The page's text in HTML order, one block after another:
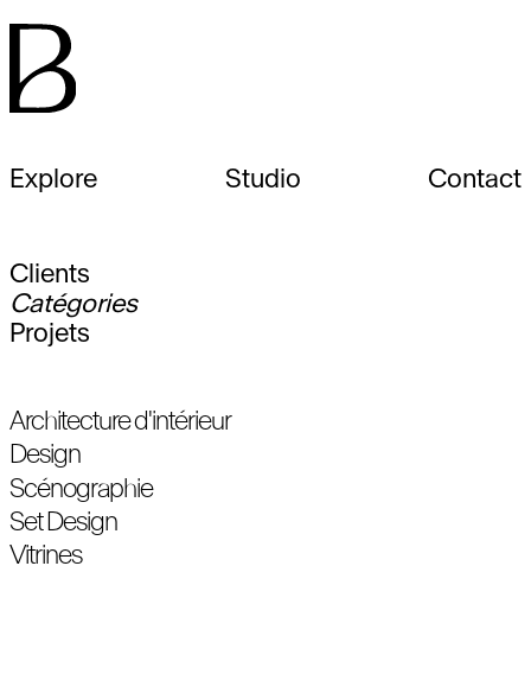
Explore Studio Contact
Clients
Catégories
Projets
Architecture d'intérieur
Design
Scénographie
Set Design
Vitrines